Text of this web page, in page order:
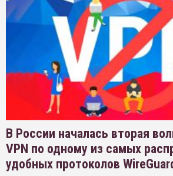
В России началась вторая
VPN по одному из самых
удобных протоколов